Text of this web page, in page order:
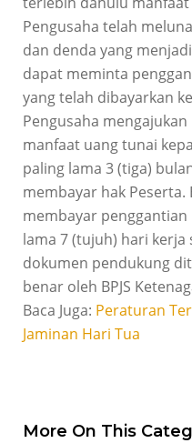
Pengusaha telah
dan denda yang
dapat meminta
yang telah dibayarkan
Pengusaha
manfaat uang tunai
paling lama 3 (tiga)
membayar hak Peserta.
membayar
lama 7 (tujuh) hari
dokumen pendukung
benar oleh BPJS
Baca Juga: Peraturan
Jaminan Hari Tua
More On This